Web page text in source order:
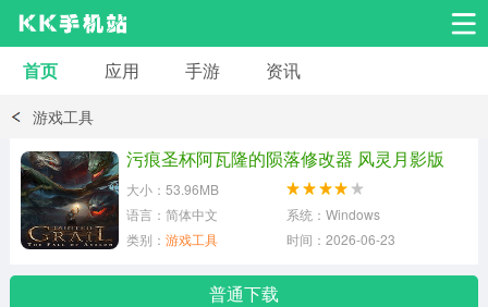
安卓应用
小说漫画
首页 应用 手游 资讯
游戏工具
污痕圣杯阿瓦隆的陨落修改器 风灵月影版
大小：53.96MB
语言：简体中文
系统：Windows
类别： 游戏工具 时间：2026-06-23
普通下载